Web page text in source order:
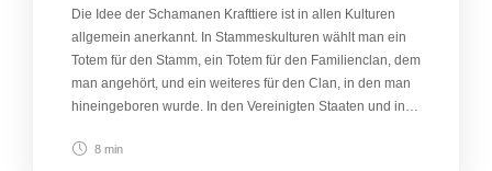
Die Idee der Schamanen Krafttiere ist in allen Kulturen
allgemein anerkannt. In Stammeskulturen wählt man ein
Totem für den Stamm, ein Totem für den Familienclan, dem
man angehört, und ein weiteres für den Clan, in den man
hineingeboren wurde. In den Vereinigten Staaten und in…
8 min